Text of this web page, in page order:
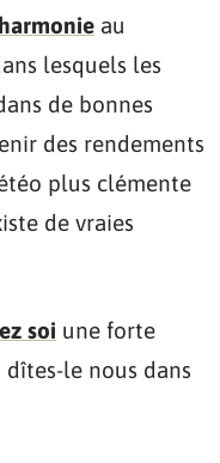
au
lesquels les
de bonnes
des rendements
plus clémente
de vraies
soi une forte
dîtes-le nous dans